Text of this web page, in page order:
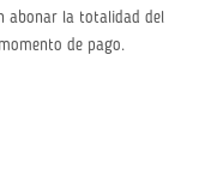
abonar la totalidad del
de pago.